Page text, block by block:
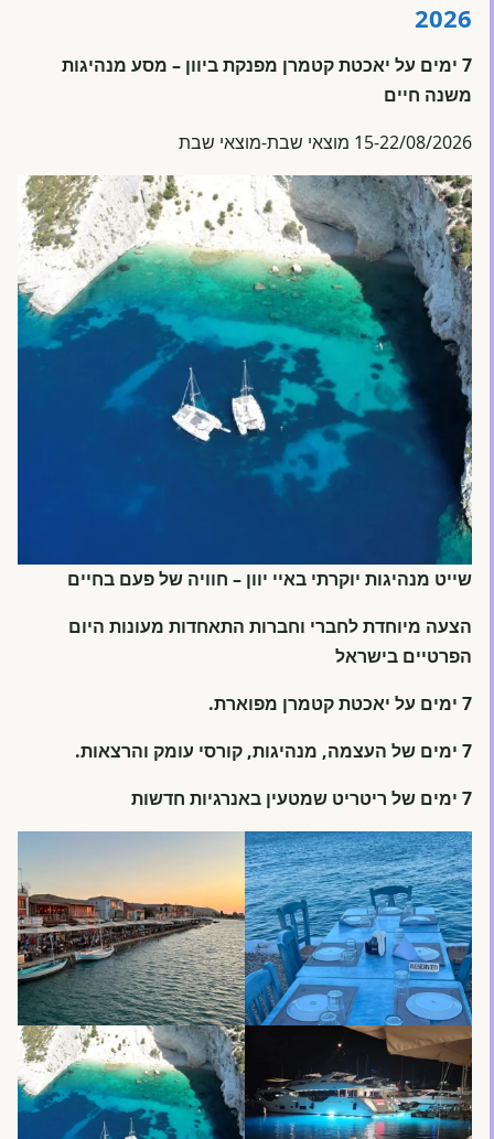
2026
7 ימים על יאכטת קטמרן מפנקת ביוון – מסע מנהיגות
משנה חיים
15-22/08/2026 מוצאי שבת-מוצאי שבת
שייט מנהיגות יוקרתי באיי יוון – חוויה של פעם בחיים
הצעה מיוחדת לחברי וחברות התאחדות מעונות היום
הפרטיים בישראל
7 ימים על יאכטת קטמרן מפוארת.
7 ימים של העצמה, מנהיגות, קורסי עומק והרצאות.
7 ימים של ריטריט שמטעין באנרגיות חדשות